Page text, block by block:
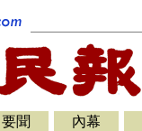
要聞 內幕